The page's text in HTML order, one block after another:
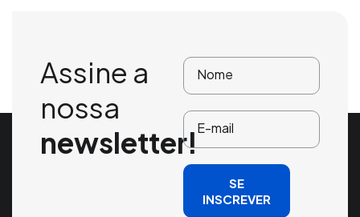
Assine a
nossa
newsletter!
SE
INSCREVER